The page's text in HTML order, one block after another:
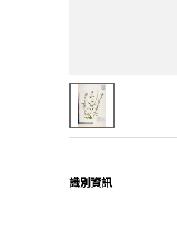
識別資訊